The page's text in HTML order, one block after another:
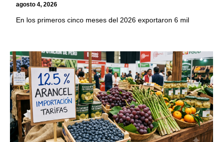
agosto 4, 2026
En los primeros cinco meses del 2026 exportaron 6 mil